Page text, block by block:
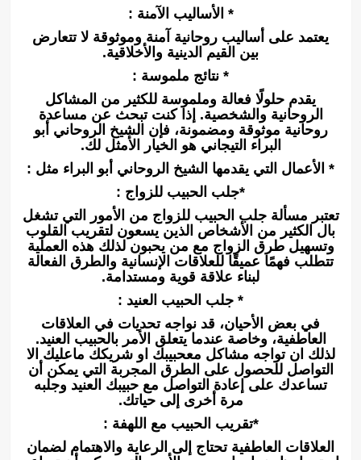
* الأساليب الآمنة :
يعتمد على أساليب روحانية آمنة وموثوقة لا تتعارض
بين القيم الدينية والأخلاقية.
* نتائج ملموسة :
يقدم حلولًا فعالة وملموسة للكثير من المشاكل
الروحانية والشخصية. إذا كنت تبحث عن مساعدة
روحانية موثوقة ومضمونة، فإن الشيخ الروحاني أبو
البراء التيجاني هو الخيار الأمثل لك.
* الأعمال التي يقدمها الشيخ الروحاني أبو البراء مثل :
*جلب الحبيب للزواج :
تعتبر مسألة جلب الحبيب للزواج من الأمور التي تشغل
بال الكثير من الأشخاص الذين يسعون لتقريب القلوب
وتسهيل طرق الزواج مع من يحبون لذلك هذه العملية
تتطلب فهمًا عميقًا للعلاقات الإنسانية والطرق الفعالة
لبناء علاقة قوية ومستدامة.
* جلب الحبيب العنيد :
في بعض الأحيان، قد نواجه تحديات في العلاقات
العاطفية، وخاصة عندما يتعلق الأمر بالحبيب العنيد.
لذلك ان تواجه مشاكل معحبيبك او شريكك ماعليك الا
التواصل للحصول على الطرق المجربة التي يمكن أن
تساعدك على إعادة التواصل مع حبيبك العنيد وجلبه
مرة أخرى إلى حياتك.
*تقريب الحبيب مع اللهفة :
العلاقات العاطفية تحتاج إلى الرعاية والاهتمام لضمان